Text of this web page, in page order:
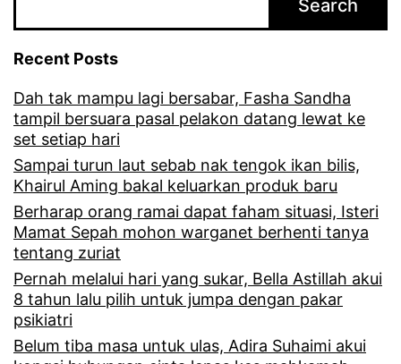
d
d
p
a
t
e
y
Search
Recent Posts
Dah tak mampu lagi bersabar, Fasha Sandha
tampil bersuara pasal pelakon datang lewat ke
set setiap hari
Sampai turun laut sebab nak tengok ikan bilis,
Khairul Aming bakal keluarkan produk baru
Berharap orang ramai dapat faham situasi, Isteri
Mamat Sepah mohon warganet berhenti tanya
tentang zuriat
Pernah melalui hari yang sukar, Bella Astillah akui
8 tahun lalu pilih untuk jumpa dengan pakar
psikiatri
Belum tiba masa untuk ulas, Adira Suhaimi akui